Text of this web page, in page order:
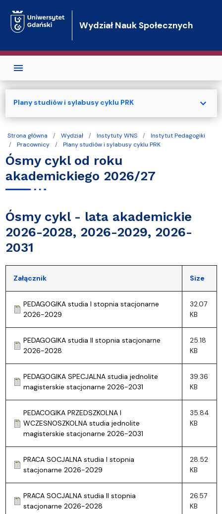
Wydział Nauk Społecznych
Strona główna Wydział Instytuty WNS
Instytut Pedagogiki
Pracownicy
Plany studiów i sylabusy cyklu PRK
Ósmy cykl od roku
akademickiego 2026/27
Ósmy cykl - lata akademickie
2026-2028, 2026-2029, 2026-
2031
Załącznik Size
PEDAGOGIKA studia I stopnia stacjonarne
2026-2029
32.07
KB
PEDAGOGIKA studia II stopnia stacjonarne
2026-2028
25.18
KB
PEDAGOGIKA SPECJALNA studia jednolite
magisterskie stacjonarne 2026-2031
39.36
KB
PEDACOGIKA PRZEDSZKOLNA I
WCZESNOSZKOLNA studia jednolite
magisterskie stacjonarne 2026-2031
35.84
KB
PRACA SOCJALNA studia I stopnia
stacjonarne 2026-2029
28.52
KB
PRACA SOCJALNA studia II stopnia
stacjonarne 2026-2028
26.57
KB
Plany studiów i sylabusy cyklu PRK expand_more